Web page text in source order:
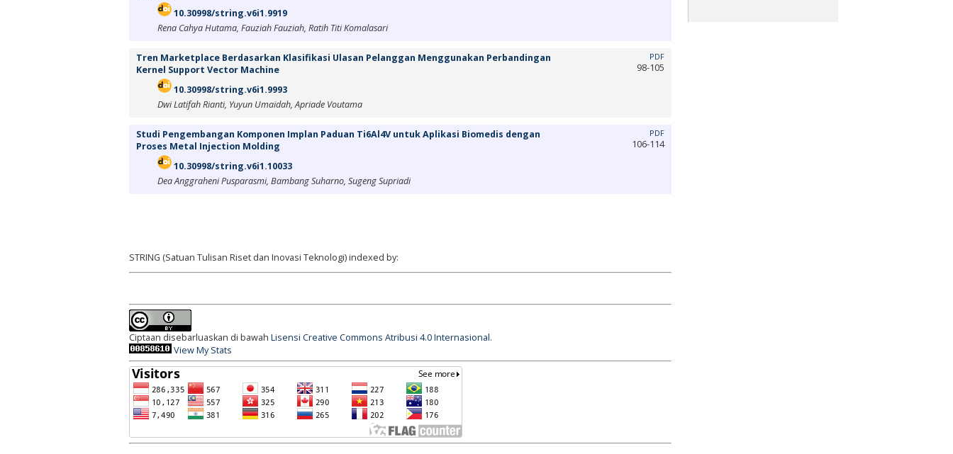
10.30998/string.v6i1.9919
Rena Cahya Hutama, Fauziah Fauziah, Ratih Titi Komalasari
Tren Marketplace Berdasarkan Klasifikasi Ulasan Pelanggan Menggunakan Perbandingan
Kernel Support Vector Machine
10.30998/string.v6i1.9993
Dwi Latifah Rianti, Yuyun Umaidah, Apriade Voutama
PDF
98-105
Studi Pengembangan Komponen Implan Paduan Ti6Al4V untuk Aplikasi Biomedis dengan
Proses Metal Injection Molding
10.30998/string.v6i1.10033
Dea Anggraheni Pusparasmi, Bambang Suharno, Sugeng Supriadi
PDF
106-114
STRING (Satuan Tulisan Riset dan Inovasi Teknologi) indexed by:
Ciptaan disebarluaskan di bawah Lisensi Creative Commons Atribusi 4.0 Internasional.
View My Stats